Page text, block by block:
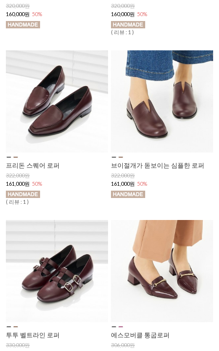
320,000원
160,000원 50%
320,000원
160,000원 50%
( 리뷰 : 1 )
프리돈 스퀘어 로퍼
322,000원
161,000원 50%
( 리뷰 : 1 )
브이절개가 돋보이는 심플한 로퍼
322,000원
161,000원 50%
투투 벨트라인 로퍼
330,000원
에스모버클 통굽로퍼
306,000원